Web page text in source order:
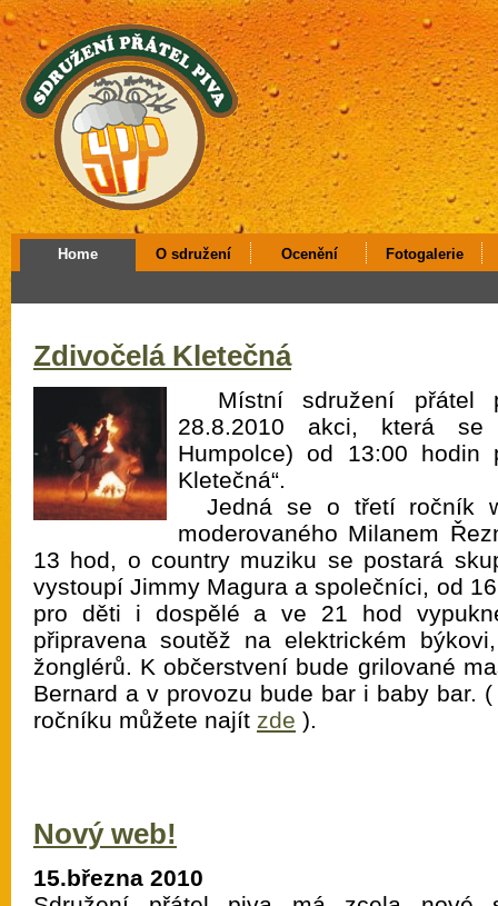
Home O sdružení Ocenění Fotogalerie
Zdivočelá Kletečná
Místní sdružení přátel
28.8.2010 akci, která
Humpolce) od 13:00 hodin
Kletečná“.
Jedná se o třetí ročník
moderovaného Milanem
13 hod, o country muziku se postará
vystoupí Jimmy Magura a společníci, od
pro děti i dospělé a ve 21 hod
připravena soutěž na elektrickém
žonglérů. K občerstvení bude grilované
Bernard a v provozu bude bar i baby bar.
ročníku můžete najít zde ).
Nový web!
15.března 2010